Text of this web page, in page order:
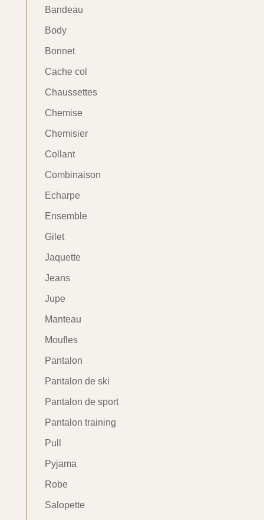
Bandeau
Body
Bonnet
Cache col
Chaussettes
Chemise
Chemisier
Collant
Combinaison
Echarpe
Ensemble
Gilet
Jaquette
Jeans
Jupe
Manteau
Moufles
Pantalon
Pantalon de ski
Pantalon de sport
Pantalon training
Pull
Pyjama
Robe
Salopette